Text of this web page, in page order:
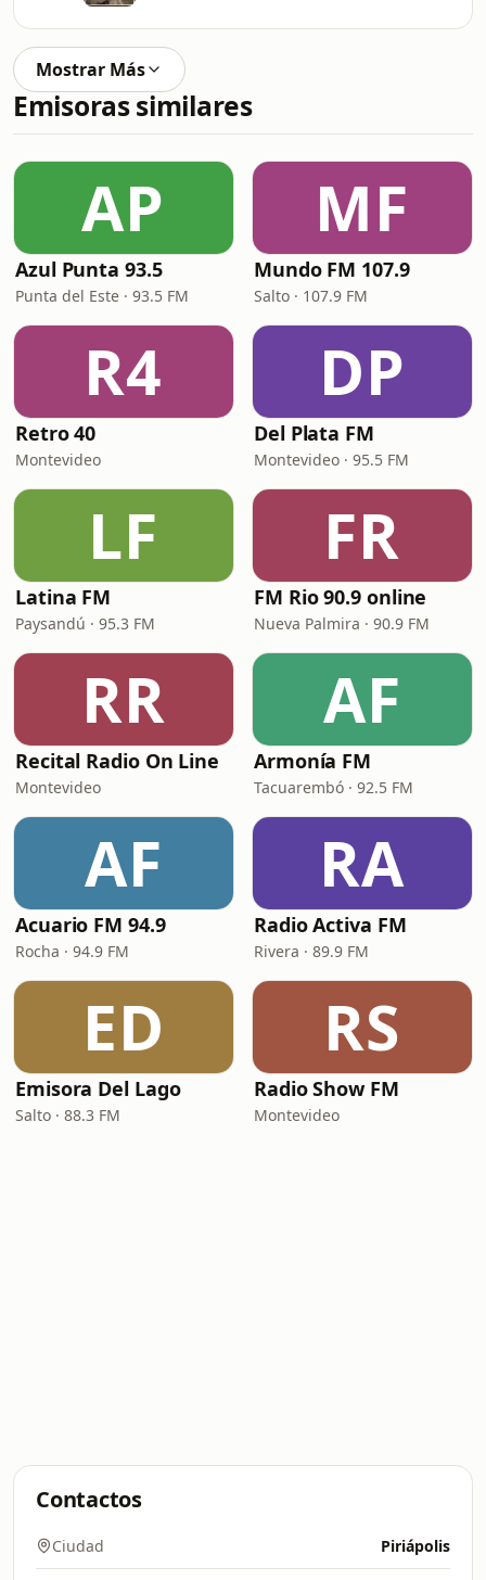
Mostrar Más
Emisoras similares
AP
Azul Punta 93.5
Punta del Este · 93.5 FM
MF
Mundo FM 107.9
Salto · 107.9 FM
R4
Retro 40
Montevideo
DP
Del Plata FM
Montevideo · 95.5 FM
LF
Latina FM
Paysandú · 95.3 FM
FR
FM Rio 90.9 online
Nueva Palmira · 90.9 FM
RR
Recital Radio On Line
Montevideo
AF
Armonía FM
Tacuarembó · 92.5 FM
AF
Acuario FM 94.9
Rocha · 94.9 FM
RA
Radio Activa FM
Rivera · 89.9 FM
ED
Emisora Del Lago
Salto · 88.3 FM
RS
Radio Show FM
Montevideo
Contactos
Ciudad Piriápolis